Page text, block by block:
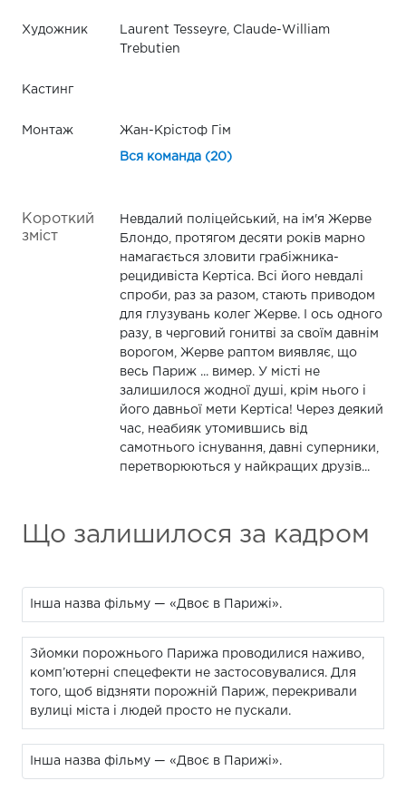
Художник
Laurent Tesseyre, Claude-William
Trebutien
Кастинг
Монтаж Жан-Крістоф Гім
Вся команда (20)
Короткий
зміст
Невдалий поліцейський, на ім'я Жерве
Блондо, протягом десяти років марно
намагається зловити грабіжника-
рецидивіста Кертіса. Всі його невдалі
спроби, раз за разом, стають приводом
для глузувань колег Жерве. І ось одного
разу, в черговий гонитві за своїм давнім
ворогом, Жерве раптом виявляє, що
весь Париж ... вимер. У місті не
залишилося жодної душі, крім нього і
його давньої мети Кертіса! Через деякий
час, неабияк утомившись від
самотнього існування, давні суперники,
перетворюються у найкращих друзів...
Що залишилося за кадром
Інша назва фільму — «Двоє в Парижі».
Зйомки порожнього Парижа проводилися наживо,
комп’ютерні спецефекти не застосовувалися. Для
того, щоб відзняти порожній Париж, перекривали
вулиці міста і людей просто не пускали.
Інша назва фільму — «Двоє в Парижі».